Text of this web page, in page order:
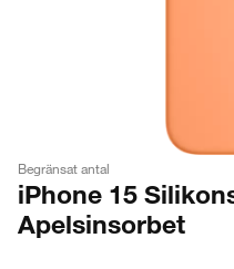
Begränsat antal
iPhone 15
Apelsinsorbet